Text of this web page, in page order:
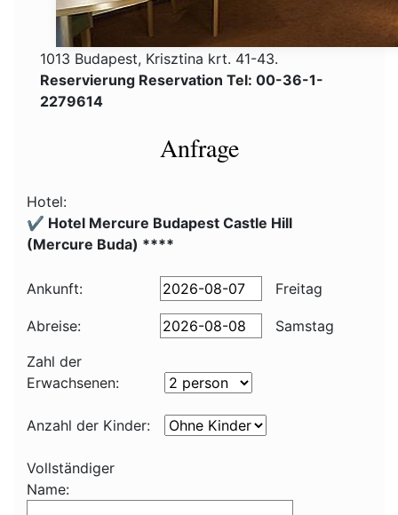
1013 Budapest, Krisztina krt. 41-43.
Reservierung Reservation Tel: 00-36-1-
2279614
Anfrage
Hotel:
✔️ Hotel Mercure Budapest Castle Hill
(Mercure Buda) ****
Ankunft: Freitag
Abreise:
Samstag
Zahl der
Erwachsenen:
Anzahl der Kinder:
Vollständiger
Name: